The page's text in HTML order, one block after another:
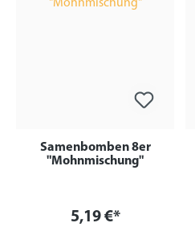
Samenbomben 8er
"Mohnmischung"
5,19 €*